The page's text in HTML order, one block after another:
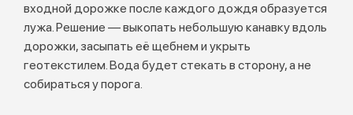
входной дорожке после каждого дождя образуется
лужа. Решение — выкопать небольшую канавку вдоль
дорожки, засыпать её щебнем и укрыть
геотекстилем. Вода будет стекать в сторону, а не
собираться у порога.